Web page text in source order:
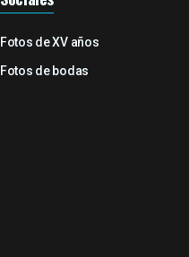
Fotos de XV años
Fotos de bodas